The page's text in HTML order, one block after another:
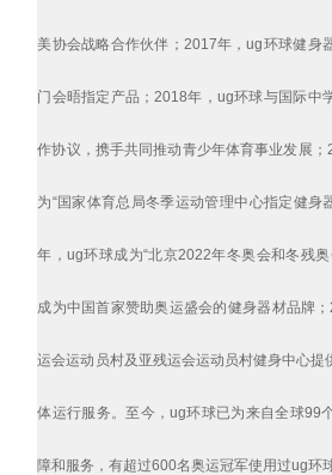
美协会战略合作伙伴；2017年，ug环球健身
门会晤指定产品；2018年，ug环球与国际中
作协议，携手共同推动青少年体育事业发展
为“国家体育总局冬季运动管理中心指定健身
年，ug环球成为“北京2022年冬奥会和冬残奥
成为中国首家赞助奥运盛会的健身器材品牌
运会运动员村及亚残运会运动员村健身中心提
体运行服务。至今，ug环球已为来自全球99
障和服务，有超过600名奥运冠军使用过ug环